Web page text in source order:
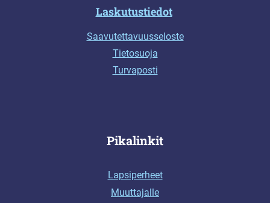
Laskutustiedot
Saavutettavuusseloste
Tietosuoja
Turvaposti
Pikalinkit
Lapsiperheet
Muuttajalle